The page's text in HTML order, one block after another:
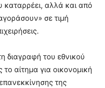
καταρρέει, αλλά και από
σε τιμή
διαγραφή του εθνικού
το αίτημα για οικονομική
της